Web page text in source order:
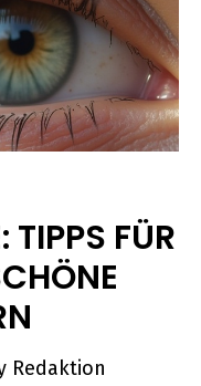
TIPPS FÜR
Redaktion